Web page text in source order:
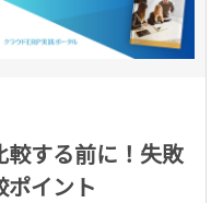
較する前に！失敗
ポイント